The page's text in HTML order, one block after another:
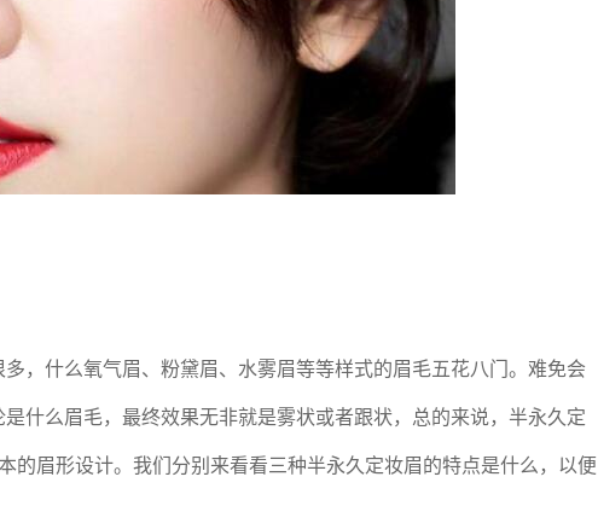
，什么氧气眉、粉黛眉、水雾眉等等样式的眉毛五花八门。难免会
什么眉毛，最终效果无非就是雾状或者跟状，总的来说，半永久定
的眉形设计。我们分别来看看三种半永久定妆眉的特点是什么，以便